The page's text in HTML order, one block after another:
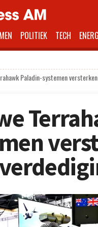
POLITIEK TECH
Paladin-systemen